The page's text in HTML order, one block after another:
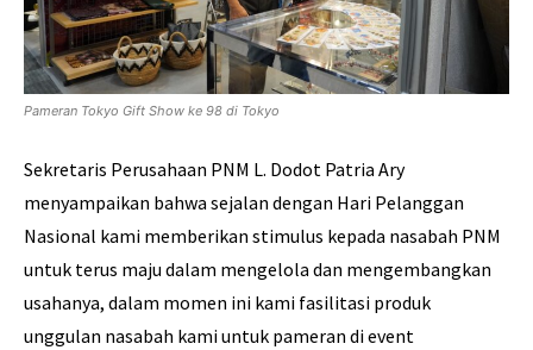
Pameran Tokyo Gift Show ke 98 di Tokyo
Sekretaris Perusahaan PNM L. Dodot Patria Ary
menyampaikan bahwa sejalan dengan Hari Pelanggan
Nasional kami memberikan stimulus kepada nasabah PNM
untuk terus maju dalam mengelola dan mengembangkan
usahanya, dalam momen ini kami fasilitasi produk
unggulan nasabah kami untuk pameran di event